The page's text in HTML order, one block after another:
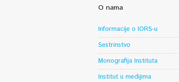
O nama
Informacije o IORS-u
Sestrinstvo
Monografija Instituta
Institut u medijima